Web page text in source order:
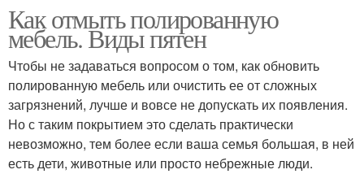
Как отмыть полированную
мебель. Виды пятен
Чтобы не задаваться вопросом о том, как обновить
полированную мебель или очистить ее от сложных
загрязнений, лучше и вовсе не допускать их появления.
Но с таким покрытием это сделать практически
невозможно, тем более если ваша семья большая, в ней
есть дети, животные или просто небрежные люди.